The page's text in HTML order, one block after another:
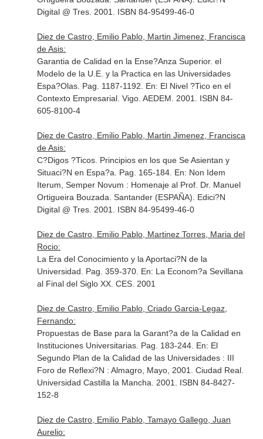
Digital @ Tres. 2001. ISBN 84-95499-46-0
Diez de Castro, Emilio Pablo, Martin Jimenez, Francisca
de Asis:
Garantia de Calidad en la Ense?Anza Superior. el
Modelo de la U.E. y la Practica en las Universidades
Espa?Olas. Pag. 1187-1192. En: El Nivel ?Tico en el
Contexto Empresarial. Vigo. AEDEM. 2001. ISBN 84-
605-8100-4
Diez de Castro, Emilio Pablo, Martin Jimenez, Francisca
de Asis:
C?Digos ?Ticos. Principios en los que Se Asientan y
Situaci?N en Espa?a. Pag. 165-184. En: Non Idem
Iterum, Semper Novum : Homenaje al Prof. Dr. Manuel
Ortigueira Bouzada . Santander (ESPAÑA). Edici?N
Digital @ Tres. 2001. ISBN 84-95499-46-0
Diez de Castro, Emilio Pablo, Martinez Torres, Maria del
Rocio:
La Era del Conocimiento y la Aportaci?N de la
Universidad. Pag. 359-370. En: La Econom?a Sevillana
al Final del Siglo XX. CES. 2001
Diez de Castro, Emilio Pablo, Criado Garcia-Legaz,
Fernando:
Propuestas de Base para la Garant?a de la Calidad en
Instituciones Universitarias. Pag. 183-244. En: El
Segundo Plan de la Calidad de las Universidades : III
Foro de Reflexi?N : Almagro, Mayo, 2001
. Ciudad Real.
Universidad Castilla la Mancha. 2001. ISBN 84-8427-
152-8
Diez de Castro, Emilio Pablo, Tamayo Gallego, Juan
Aurelio: